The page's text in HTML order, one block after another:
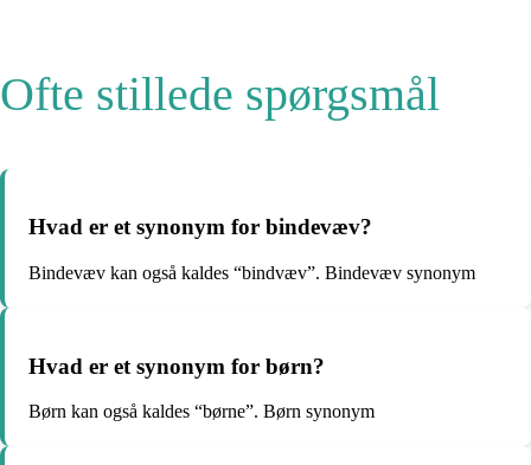
Ofte stillede spørgsmål
Hvad er et synonym for bindevæv?
Bindevæv kan også kaldes “bindvæv”. Bindevæv synonym
Hvad er et synonym for børn?
Børn kan også kaldes “børne”. Børn synonym